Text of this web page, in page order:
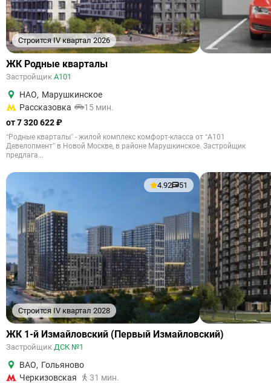
Строится IV квартал 2026
ЖК Родные кварталы
Застройщик А101
НАО, Марушкинское
Рассказовка
15 мин.
от 7 320 622 ₽
“Родные кварталы” - жилой комплекс комфорт-класса от “А101
Девелопмент” в Новой Москве, в районе Марушкинское. Застройщик
предлага...
Строится IV квартал 2028
4.92 51
ЖК 1-й Измайловский (Первый Измайловский)
Застройщик ДСК №1
ВАО, Гольяново
Черкизовская
31 мин.